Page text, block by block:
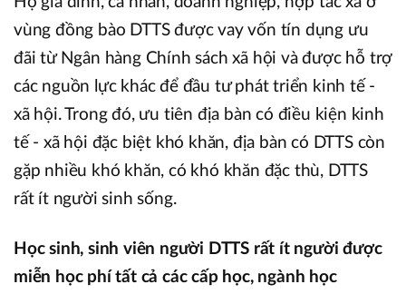
vùng đồng bào DTTS được vay vốn tín dụng ưu
đãi từ Ngân hàng Chính sách xã hội và được hỗ trợ
các nguồn lực khác để đầu tư phát triển kinh tế -
xã hội. Trong đó, ưu tiên địa bàn có điều kiện kinh
tế - xã hội đặc biệt khó khăn, địa bàn có DTTS còn
gặp nhiều khó khăn, có khó khăn đặc thù, DTTS
rất ít người sinh sống.
Học sinh, sinh viên người DTTS rất ít người được
miễn học phí tất cả các cấp học, ngành học